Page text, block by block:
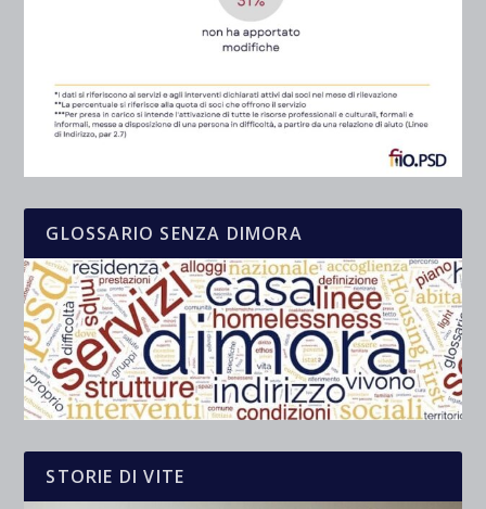
GLOSSARIO SENZA DIMORA
STORIE DI VITE